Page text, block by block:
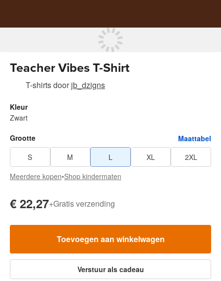
Teacher Vibes T-Shirt
T-shirtsdoor jb_dzigns
Kleur
Zwart
Grootte
Maattabel
S
M L XL
2XL
Meerdere kopen•Shop kindermaten
€ 22,27+Gratis verzending
Toevoegen aan winkelwagen
Verstuur als cadeau